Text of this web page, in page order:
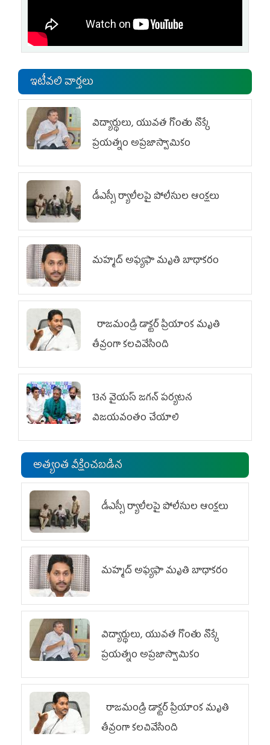
ఇటీవలి వార్తలు
విద్యార్థులు, యువత గొంతు నొక్కే
ప్రయత్నం అప్రజాస్వామికం
డీఎస్సీ ర్యాలీలపై పోలీసుల ఆంక్షలు
మహ్మద్‌ అఫ్యఫా మృతి బాధాకరం
రాజమండ్రి డాక్టర్‌ ప్రియాంక మృతి
తీవ్రంగా కలచివేసింది
13న వైయస్‌ జగన్‌ పర్యటన
విజయవంతం చేయాలి
అత్యంత వీక్షించబడిన
డీఎస్సీ ర్యాలీలపై పోలీసుల ఆంక్షలు
మహ్మద్‌ అఫ్యఫా మృతి బాధాకరం
విద్యార్థులు, యువత గొంతు నొక్కే
ప్రయత్నం అప్రజాస్వామికం
రాజమండ్రి డాక్టర్‌ ప్రియాంక మృతి
తీవ్రంగా కలచివేసింది